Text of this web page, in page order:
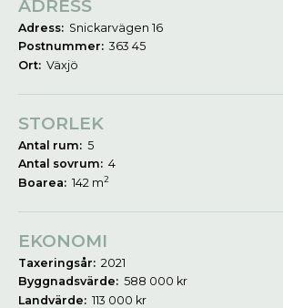
ADRESS
Adress: Snickarvägen 16
Postnummer: 363 45
Ort: Växjö
STORLEK
Antal rum: 5
Antal sovrum: 4
Boarea: 142 m2
EKONOMI
Taxeringsår: 2021
Byggnadsvärde: 588 000 kr
Landvärde: 113 000 kr